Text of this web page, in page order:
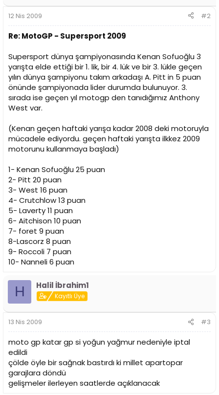
12 Nis 2009 #2
Re: MotoGP - Supersport 2009
Supersport dünya şampiyonasında Kenan Sofuoğlu 3
yarışta elde ettiği bir 1. lik, bir 4. lük ve bir 3. lükle geçen
yılın dünya şampiyonu takım arkadaşı A. Pitt in 5 puan
önünde şampiyonada lider durumda bulunuyor. 3.
sırada ise geçen yıl motogp den tanıdığımız Anthony
West var.
(Kenan geçen haftaki yarışa kadar 2008 deki motoruyla
mücadele ediyordu. geçen haftaki yarışta ilkkez 2009
motorunu kullanmaya başladı)
1- Kenan Sofuoğlu 25 puan
2- Pitt 20 puan
3- West 16 puan
4- Crutchlow 13 puan
5- Laverty 11 puan
6- Aitchison 10 puan
7- foret 9 puan
8-Lascorz 8 puan
9- Roccoli 7 puan
10- Nanneli 6 puan
H Halil İbrahim1
Kayıtlı Üye
13 Nis 2009 #3
moto gp katar gp si yoğun yağmur nedeniyle iptal
edildi
çölde öyle bir sağnak bastırdı ki millet apartopar
garajlara döndü
gelişmeler ilerleyen saatlerde açıklanacak